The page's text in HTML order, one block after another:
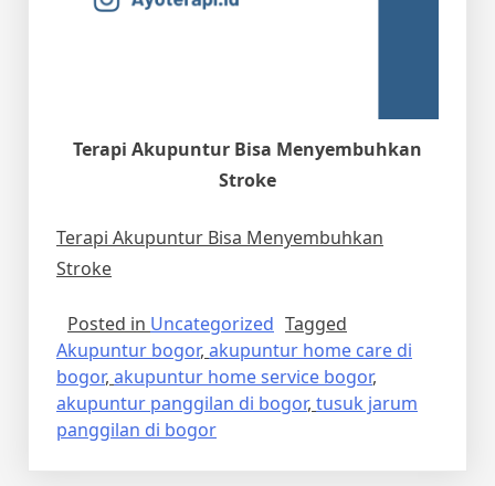
Terapi Akupuntur Bisa Menyembuhkan
Stroke
Terapi Akupuntur Bisa Menyembuhkan
Stroke
Posted in Uncategorized Tagged
Akupuntur bogor, akupuntur home care di
bogor, akupuntur home service bogor,
akupuntur panggilan di bogor, tusuk jarum
panggilan di bogor